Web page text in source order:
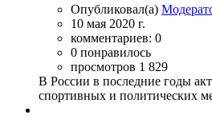
Опубликовал(а)
10 мая 2020 г.
комментариев: 0
0 понравилось
просмотров 1 829
В России в последние годы
спортивных и политических